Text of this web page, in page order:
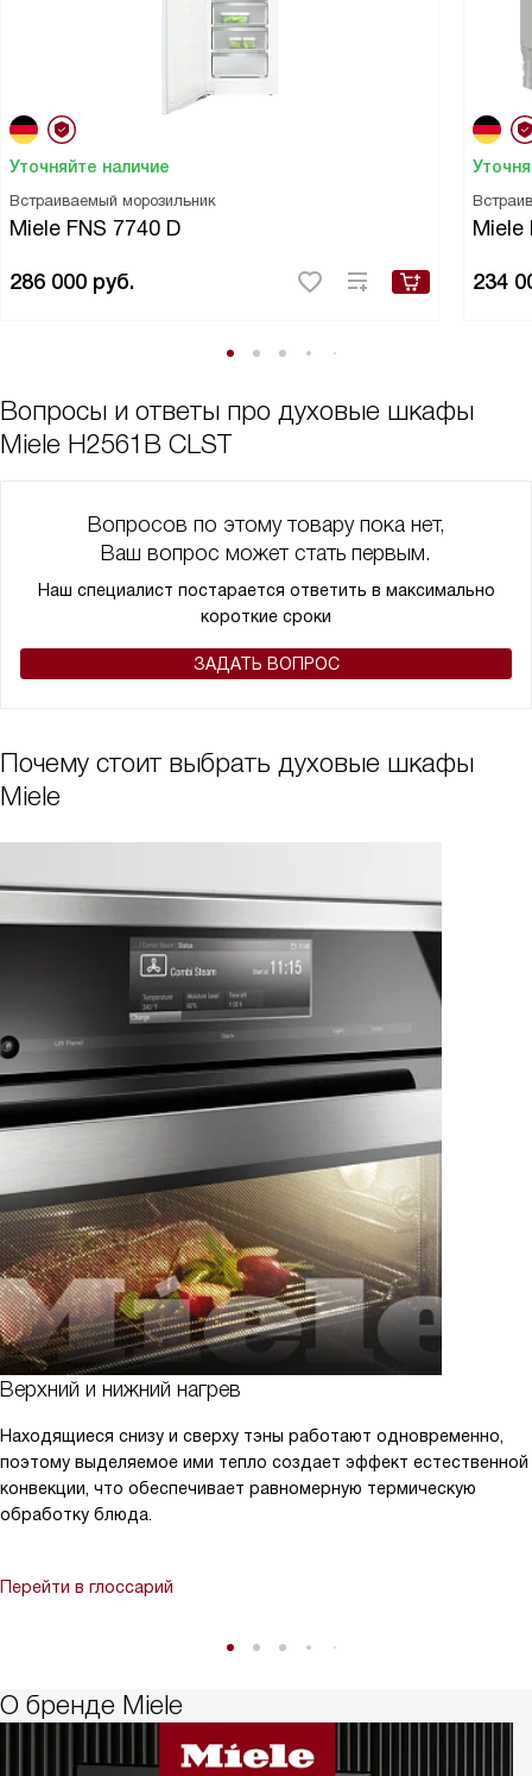
Уточняйте наличие
Встраиваемый морозильник
Miele FNS 7740 D
286 000 руб.
Miele
234
Вопросы и ответы про духовые шкафы
Miele H2561B CLST
Вопросов по этому товару пока нет,
Ваш вопрос может стать первым.
Наш специалист постарается ответить в максимально
короткие сроки
ЗАДАТЬ ВОПРОС
Почему стоит выбрать духовые шкафы
Miele
Верхний и нижний нагрев
Находящиеся снизу и сверху тэны работают одновременно,
поэтому выделяемое ими тепло создает эффект естественной
конвекции, что обеспечивает равномерную термическую
обработку блюда.
Перейти в глоссарий
О бренде Miele